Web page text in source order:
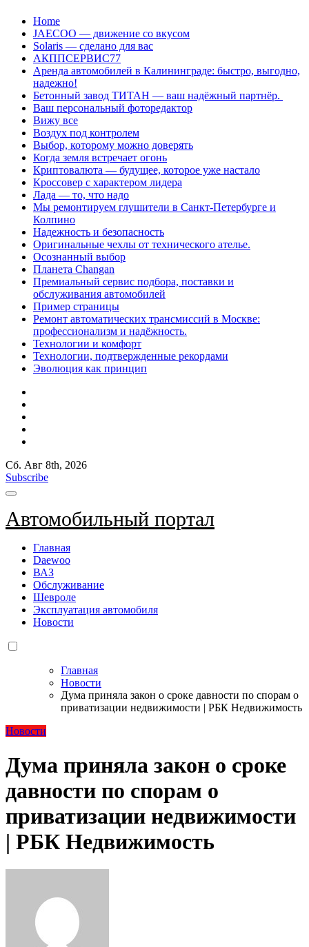
Перейти
содержанию
Home
JAECOO — движение со вкусом
Solaris — сделано для вас
АКППСЕРВИС77
Аренда автомобилей в Калининграде: быстро, выгодно,
надежно!
Бетонный завод ТИТАН — ваш надёжный партнёр.
Ваш персональный фоторедактор
Вижу все
Воздух под контролем
Выбор, которому можно доверять
Когда земля встречает огонь
Криптовалюта — будущее, которое уже настало
Кроссовер с характером лидера
Лада — то, что надо
Мы ремонтируем глушители в Санкт-Петербурге и
Колпино
Надежность и безопасность
Оригинальные чехлы от технического ателье.
Осознанный выбор
Планета Changan
Премиальный сервис подбора, поставки и
обслуживания автомобилей
Пример страницы
Ремонт автоматических трансмиссий в Москве:
профессионализм и надёжность.
Технологии и комфорт
Технологии, подтвержденные рекордами
Эволюция как принцип
Сб. Авг 8th, 2026
Subscribe
Автомобильный портал
Главная
Daewoo
ВАЗ
Обслуживание
Шевроле
Эксплуатация автомобиля
Новости
Главная
Новости
Дума приняла закон о сроке давности по спорам о
приватизации недвижимости | РБК Недвижимость
Новости
Дума приняла закон о сроке
давности по спорам о
приватизации недвижимости
| РБК Недвижимость